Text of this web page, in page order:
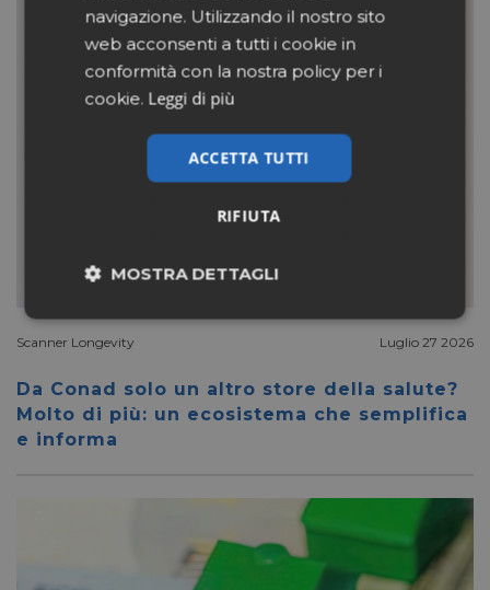
Scanner Longevity Luglio 27 2026
Da Conad solo un altro store della salute?
Molto di più: un ecosistema che semplifica
e informa
navigazione. Utilizzando il nostro sito
web acconsenti a tutti i cookie in
conformità con la nostra policy per i
cookie. Leggi di più
ACCETTA TUTTI
RIFIUTA
MOSTRA DETTAGLI
Necessari Marketing
Non classificati
Marketing Non classificati